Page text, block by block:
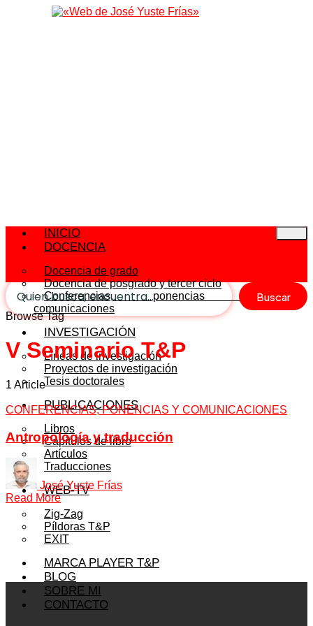
INICIO
DOCENCIA
Docencia de grado
Docencia de posgrado y tercer ciclo
Conferencias, ponencias y
comunicaciones
INVESTIGACIÓN
Líneas de investigación
Proyectos de investigación
Tesis doctorales
PUBLICACIONES
Libros
Capítulos de libro
Artículos
Traducciones
WEB-TV
Zig-Zag
Píldoras T&P
EXIT
MARCA PLAYER T&P
BLOG
SOBRE MI
CONTACTO
Buscar
Browse Tag
V Seminario T&P
1 Article
CONFERENCIAS, PONENCIAS Y COMUNICACIONES
Antropología y traducción
José Yuste Frías
Read More